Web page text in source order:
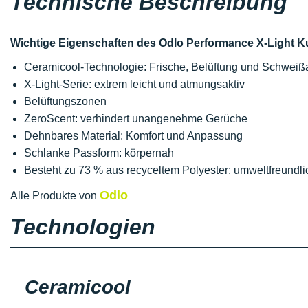
Wichtige Eigenschaften des Odlo Performance X-Light
Ceramicool-Technologie: Frische, Belüftung und
X-Light-Serie: extrem leicht und atmungsaktiv
Belüftungszonen
ZeroScent: verhindert unangenehme Gerüche
Dehnbares Material: Komfort und Anpassung
Schlanke Passform: körpernah
Besteht zu 73 % aus recyceltem Polyester:
Alle Produkte von Odlo
Technologien
Ceramicool